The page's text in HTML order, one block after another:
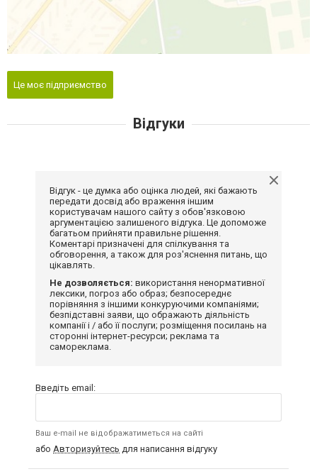
Це моє підприємство
Відгуки
Відгук - це думка або оцінка людей, які бажають
передати досвід або враження іншим
користувачам нашого сайту з обов'язковою
аргументацією залишеного відгука. Це допоможе
багатьом прийняти правильне рішення.
Коментарі призначені для спілкування та
обговорення, а також для роз'яснення питань, що
цікавлять.
Не дозволяється: використання ненормативної
лексики, погроз або образ; безпосереднє
порівняння з іншими конкуруючими компаніями;
безпідставні заяви, що ображають діяльність
компанії і / або її послуги; розміщення посилань на
сторонні інтернет-ресурси; реклама та
самореклама.
Введіть email:
Ваш e-mail не відображатиметься на сайті
або Авторизуйтесь для написання відгуку